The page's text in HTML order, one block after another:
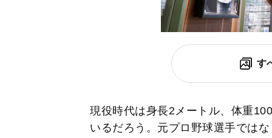
す
現役時代は身長2メートル、体重
いるだろう。元プロ野球選手では